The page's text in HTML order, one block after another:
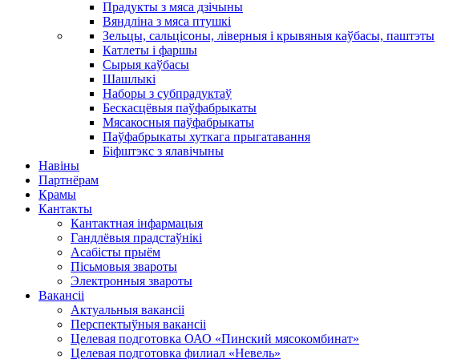
Прадукты з мяса дзічыны
Вяндліна з мяса птушкі
Зельцы, сальцісоны, ліверныя і крывяныя каўбасы, паштэты
Катлеты і фаршы
Сырыя каўбасы
Шашлыкі
Наборы з субпрадуктаў
Бескасцёвыя паўфабрыкаты
Мясакосныя паўфабрыкаты
Паўфабрыкаты хуткага прыгатавання
Біфштэкс з ялавічыны
Навіны
Партнёрам
Крамы
Кантакты
Кантактная інфармацыя
Гандлёвыя прадстаўнікі
Асабісты прыём
Пісьмовыя звароты
Электронныя звароты
Вакансіі
Актуальныя вакансіі
Перспектыўныя вакансіі
Целевая подготовка ОАО «Пинский мясокомбинат»
Целевая подготовка филиал «Невель»